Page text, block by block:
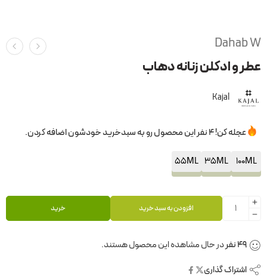
Dahab W
عطر و ادکلن زنانه دهاب
Kajal
عجله کن! 4 نفر این محصول رو به سبدخرید خودشون اضافه کردن.
100ML
35ML
55ML
افزودن به سبد خرید خرید
49نفردر حال مشاهده این محصول هستند.
اشتراک گذاری